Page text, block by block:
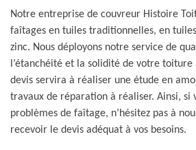
Notre entreprise de couvreur Histoire
faîtages en tuiles traditionnelles, en
zinc. Nous déployons notre service de
l’étanchéité et la solidité de votre toiture
devis servira à réaliser une étude en
travaux de réparation à réaliser. Ainsi, si
problèmes de faîtage, n’hésitez pas à
recevoir le devis adéquat à vos besoins.